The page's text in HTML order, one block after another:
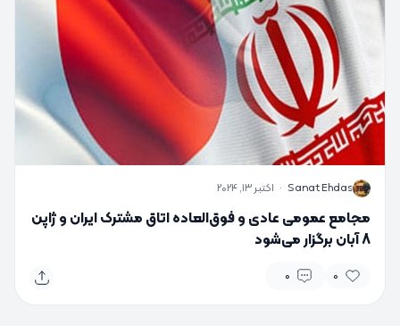
S
Sanat Ehdas
· اکتبر 13, 2024
مجامع عمومی عادی و فوق‌العاده اتاق مشترک ایران و ژاپن
8 آبان برگزار می‌شود
0
0